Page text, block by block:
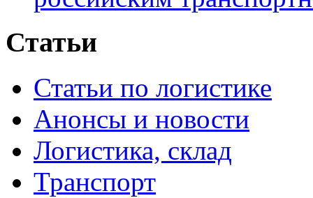
Статьи
Статьи по логистике
Анонсы и новости
Логистика, склад
Транспорт